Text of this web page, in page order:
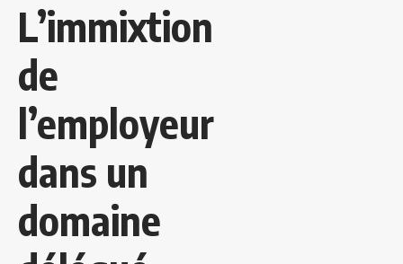
L’immixtion
de
l’employeur
dans un
domaine